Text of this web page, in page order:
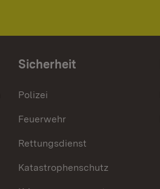
Sicherheit
Polizei
Feuerwehr
Rettungsdienst
Katastrophenschutz